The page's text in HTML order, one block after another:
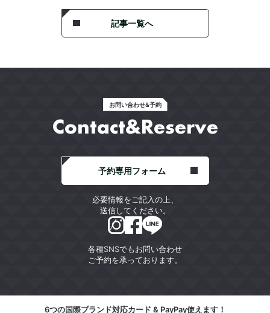
記事一覧へ
お問い合わせ&予約
Contact&Reserve
各種SNSでもお問い合わせ
ご予約を承っております。
予約専用フォーム
必要情報をご記入の上、
送信してください。
6つの国際ブランド対応カード & PayPay使えます！